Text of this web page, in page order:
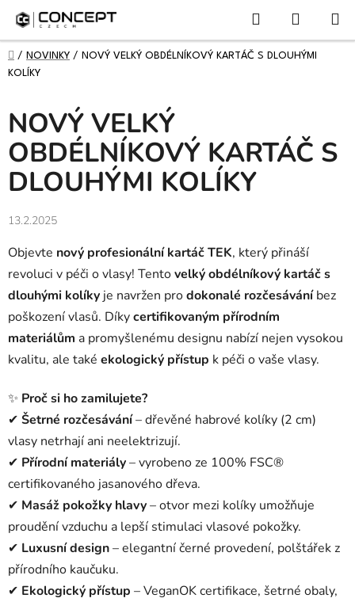
Přejít
obsah
KOŠÍK
DOMŮ
/ NOVINKY / NOVÝ VELKÝ OBDÉLNÍKOVÝ KARTÁČ S DLOUHÝMI
KOLÍKY
NOVÝ VELKÝ
OBDÉLNÍKOVÝ KARTÁČ S
DLOUHÝMI KOLÍKY
13.2.2025
Objevte nový profesionální kartáč TEK, který přináší
revoluci v péči o vlasy! Tentovelký obdélníkový kartáč s
dlouhými kolíky je navržen prodokonalé rozčesáváníbez
poškození vlasů. Díkycertifikovaným přírodním
materiálům a promyšlenému designu nabízí nejen vysokou
kvalitu, ale také ekologický přístup k péči o vaše vlasy.
✨ Proč si ho zamilujete?
✔ Šetrné rozčesávání– dřevěné habrové kolíky (2 cm)
vlasy netrhají ani neelektrizují.
✔ Přírodní materiály– vyrobeno ze 100% FSC®
certifikovaného jasanového dřeva.
✔ Masáž pokožky hlavy– otvor mezi kolíky umožňuje
proudění vzduchu a lepší stimulaci vlasové pokožky.
✔ Luxusní design– elegantní černé provedení, polštářek z
přírodního kaučuku.
✔ Ekologický přístup – VeganOK certifikace, šetrné obaly,